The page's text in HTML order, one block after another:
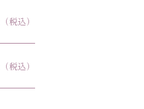
（税込）
（税込）